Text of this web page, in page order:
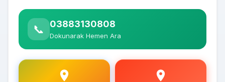
📞 03883130808
Dokunarak Hemen Ara